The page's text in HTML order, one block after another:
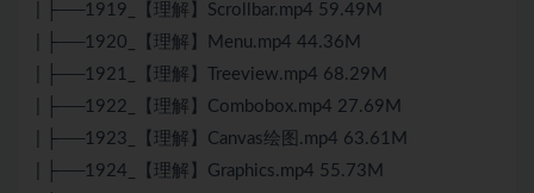
| ├──1919_【理解】Scrollbar.mp4 59.49M
| ├──1920_【理解】Menu.mp4 44.36M
| ├──1921_【理解】Treeview.mp4 68.29M
| ├──1922_【理解】Combobox.mp4 27.69M
| ├──1923_【理解】Canvas绘图.mp4 63.61M
| ├──1924_【理解】Graphics.mp4 55.73M